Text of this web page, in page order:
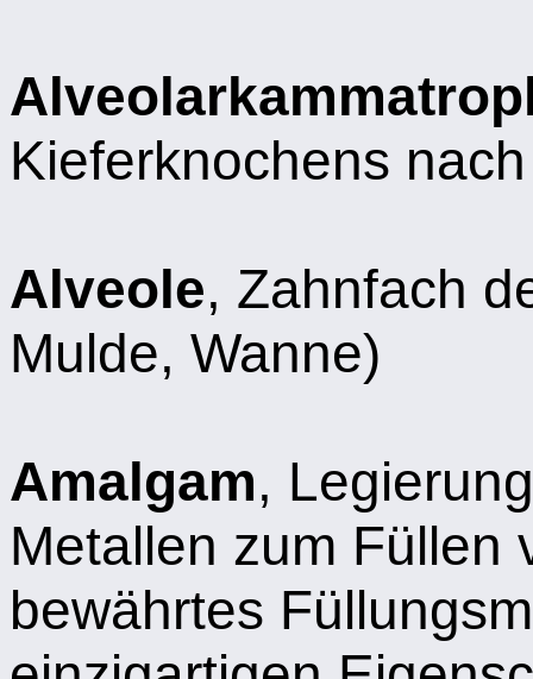
Kieferknochens
Alveole, Zahnfach
Mulde, Wanne)
Amalgam,
Metallen zum Füllen
bewährtes